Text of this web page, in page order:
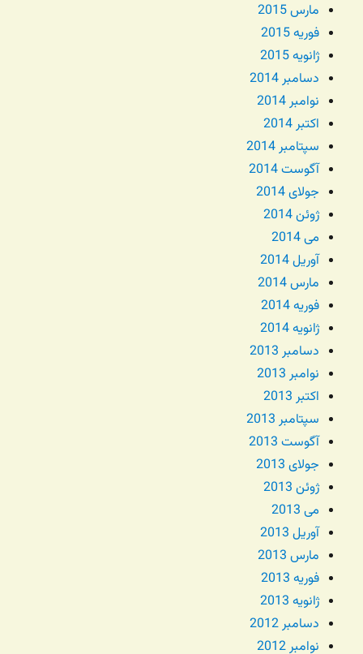
مارس 2015
فوریه 2015
ژانویه 2015
دسامبر 2014
نوامبر 2014
اکتبر 2014
سپتامبر 2014
آگوست 2014
جولای 2014
ژوئن 2014
می 2014
آوریل 2014
مارس 2014
فوریه 2014
ژانویه 2014
دسامبر 2013
نوامبر 2013
اکتبر 2013
سپتامبر 2013
آگوست 2013
جولای 2013
ژوئن 2013
می 2013
آوریل 2013
مارس 2013
فوریه 2013
ژانویه 2013
دسامبر 2012
نوامبر 2012